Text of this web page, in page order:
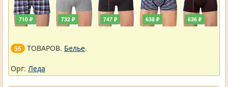
710 ₽ 732 ₽ 747 ₽ 638 ₽ 636 ₽
55 ТОВАРОВ. Белье.
Орг: Леда